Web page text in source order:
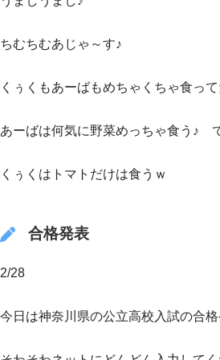
ちむちむあじゃ～す♪
くぅくもあーばもめちゃくちゃ食って
あーばは何気に野菜めっちゃ食う♪
くぅくはトマトだけは食うｗ
合格発表
2/28
今日は神奈川県の公立高校入試の合格